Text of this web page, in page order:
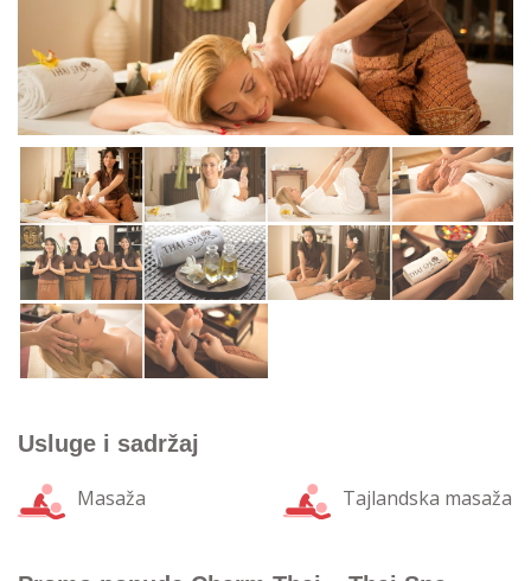
Usluge i sadržaj
Masaža Tajlandska masaža